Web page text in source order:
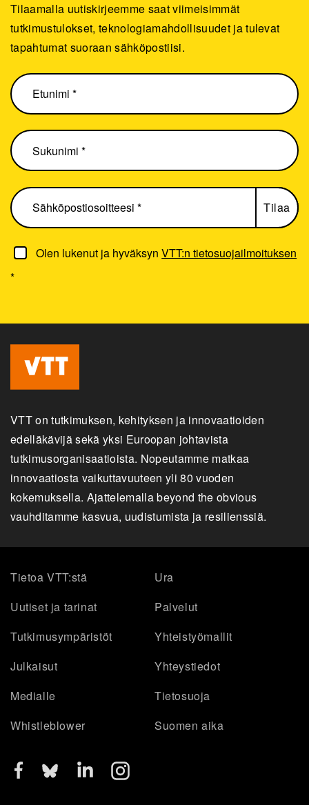
Olen lukenut ja hyväksynVTT:n tietosuojailmoituksen
*
Tilaamalla uutiskirjeemme saat viimeisimmät
tutkimustulokset, teknologiamahdollisuudet ja tulevat
tapahtumat suoraan sähköpostiisi.
VTT on tutkimuksen, kehityksen ja innovaatioiden
edelläkävijä sekä yksi Euroopan johtavista
tutkimusorganisaatioista. Nopeutamme matkaa
innovaatiosta vaikuttavuuteen yli 80 vuoden
kokemuksella. Ajattelemalla beyond the obvious
vauhditamme kasvua, uudistumista ja resilienssiä.
Tietoa VTT:stä
Ura
Uutiset ja tarinat
Palvelut
Tutkimusympäristöt
Yhteistyömallit
Julkaisut
Yhteystiedot
Medialle
Tietosuoja
Whistleblower
Suomen aika